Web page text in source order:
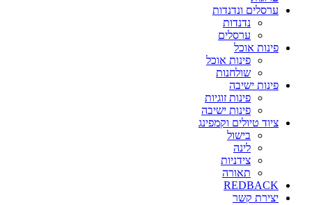
ערסלים ונדנדות
נדנדות
ערסלים
פינות אוכל
פינות אוכל
שולחנות
פינות ישיבה
פינות זוגיות
פינות ישיבה
ציוד טיולים וקמפינג
בישול
לינה
צידניות
תאורה
REDBACK
יצירת קשר